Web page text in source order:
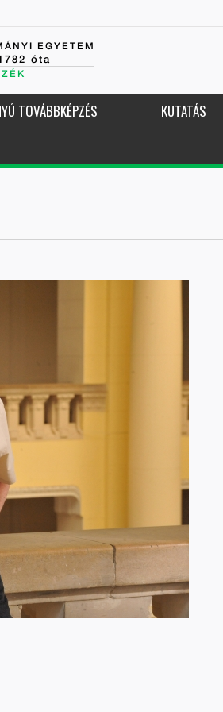
EGYETEM
óta
TOVÁBBKÉPZÉS KUTATÁS